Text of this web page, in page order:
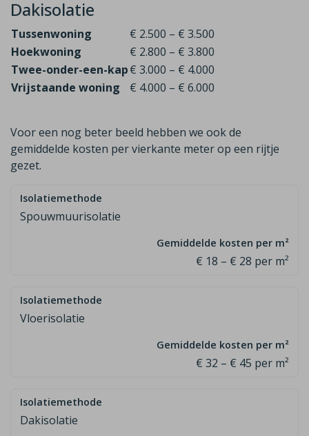
Dakisolatie
Tussenwoning
€ 2.500 – € 3.500
Hoekwoning
€ 2.800 – € 3.800
Twee-onder-een-kap€ 3.000 – € 4.000
Vrijstaande woning
€ 4.000 – € 6.000
Voor een nog beter beeld hebben we ook de
gemiddelde kosten per vierkante meter op een rijtje
gezet.
Spouwmuurisolatie
€ 18 – € 28 per m²
Vloerisolatie
€ 32 – € 45 per m²
Dakisolatie